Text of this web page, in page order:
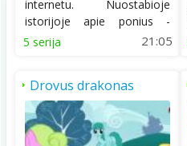
internetu. Nuostabioje
istorijoje apie ponius -
Ponivilio draugus,...
5 serija 21:05
Drovus drakonas